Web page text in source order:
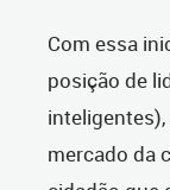
Com essa
posição de
mercado da